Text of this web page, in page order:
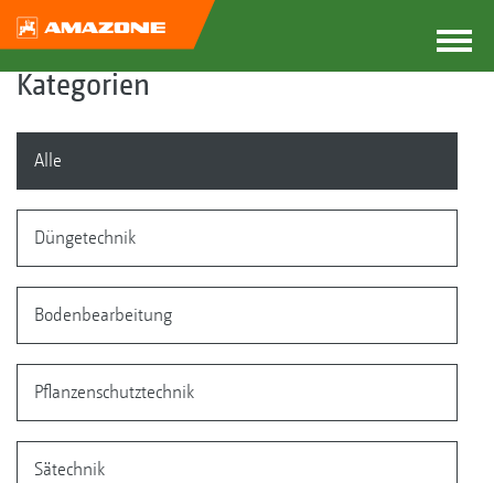
Kategorien
Alle
Düngetechnik
Bodenbearbeitung
Pflanzenschutztechnik
Sätechnik